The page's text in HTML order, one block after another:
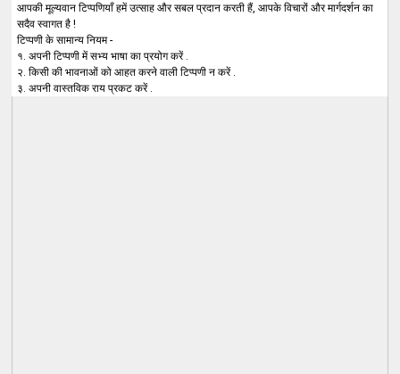
आपकी मूल्यवान टिप्पणियाँ हमें उत्साह और सबल प्रदान करती हैं, आपके विचारों और मार्गदर्शन का
सदैव स्वागत है !
टिप्पणी के सामान्य नियम -
१. अपनी टिप्पणी में सभ्य भाषा का प्रयोग करें .
२. किसी की भावनाओं को आहत करने वाली टिप्पणी न करें .
३. अपनी वास्तविक राय प्रकट करें .